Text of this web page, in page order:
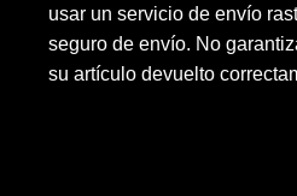
usar un servicio de envío
seguro de envío. No
su artículo devuelto